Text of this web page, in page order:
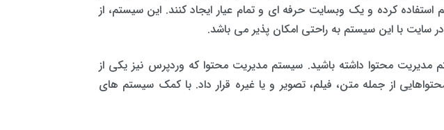
استفاده کرده و یک وبسایت حرفه ای و تمام عیار ایجاد کنند. این سیستم، از
سایت با این سیستم به راحتی امکان پذیر می باشد.
محتوا داشته باشید. سیستم مدیریت محتوا که وردپرس نیز یکی از
از جمله متن، فیلم، تصویر و یا غیره قرار داد. با کمک سیستم های